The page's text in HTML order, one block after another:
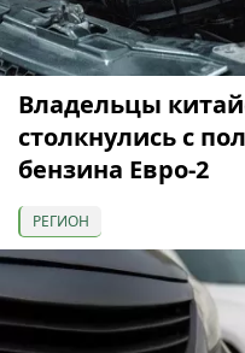
Владельцы
столкнулись с
бензина Евро-2
РЕГИОН